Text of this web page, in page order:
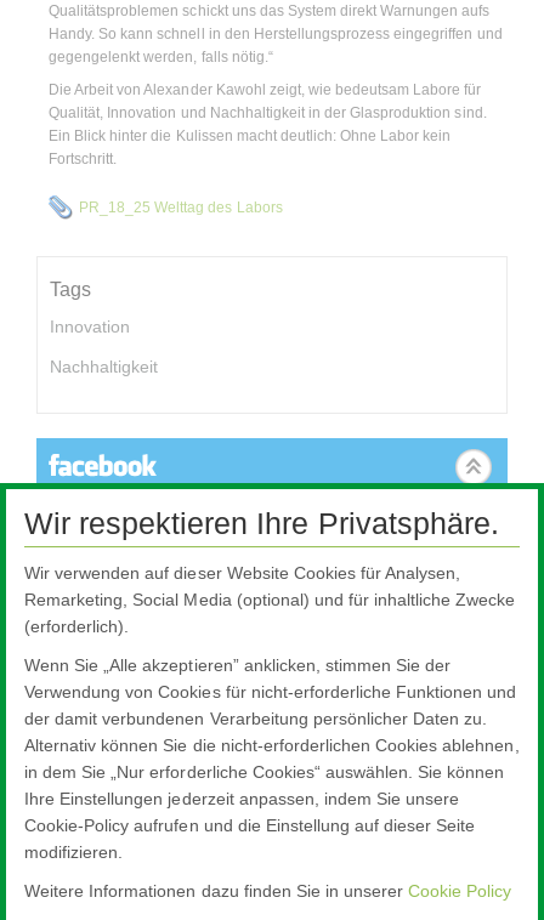
Qualitätsproblemen schickt uns das System direkt Warnungen aufs
Handy. So kann schnell in den Herstellungsprozess eingegriffen und
gegengelenkt werden, falls nötig.“
Die Arbeit von Alexander Kawohl zeigt, wie bedeutsam Labore für
Qualität, Innovation und Nachhaltigkeit in der Glasproduktion sind.
Ein Blick hinter die Kulissen macht deutlich: Ohne Labor kein
Fortschritt.
PR_18_25 Welttag des Labors
Tags
Innovation
Nachhaltigkeit
Dieser Inhalt ist nicht verfügbar, da er Cookies benötigt, die nicht
akzeptiert wurden. Um die Einstellungen zu ändern, klicken Sie
hier.
Wir respektieren Ihre Privatsphäre.
Wir verwenden auf dieser Website Cookies für Analysen,
Remarketing, Social Media (optional) und für inhaltliche Zwecke
(erforderlich).
Wenn Sie „Alle akzeptieren” anklicken, stimmen Sie der
Verwendung von Cookies für nicht-erforderliche Funktionen und
der damit verbundenen Verarbeitung persönlicher Daten zu.
Alternativ können Sie die nicht-erforderlichen Cookies ablehnen,
in dem Sie „Nur erforderliche Cookies“ auswählen. Sie können
Ihre Einstellungen jederzeit anpassen, indem Sie unsere
Cookie-Policy aufrufen und die Einstellung auf dieser Seite
modifizieren.
Weitere Informationen dazu finden Sie in unserer Cookie Policy